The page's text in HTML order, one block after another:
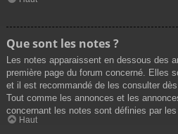
Que sont les notes ?
Les notes apparaissent en dessous des
première page du forum concerné. Elles
et il est recommandé de les consulter
Tout comme les annonces et les
concernant les notes sont définies par
Haut